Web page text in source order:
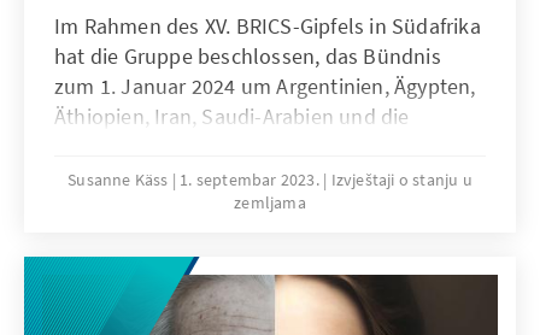
Im Rahmen des XV. BRICS-Gipfels in Südafrika
hat die Gruppe beschlossen, das Bündnis
zum 1. Januar 2024 um Argentinien, Ägypten,
Äthiopien, Iran, Saudi-Arabien und die
Die argentinische Regierung hatte 2022 einen
formellen Aufnahmeantrag gestellt, jedoch
da bis zuletzt in der Gruppe keine Einigkeit
über eine mögliche Erweiterung zu bestehen
schien. Argentinien hatte daher auch keine
Susanne Käss 1. septembar 2023.
Izvještaji o stanju u
zemljama